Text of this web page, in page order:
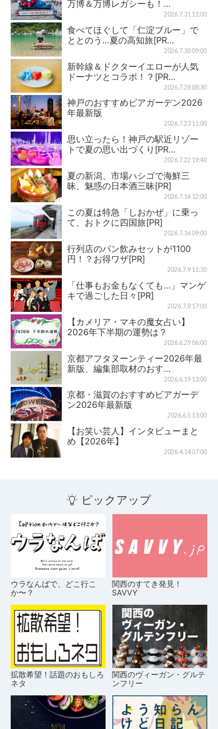
万博＆万博レガシーも！…
2026.7.31 11:00
食べてほぐして「仁淀ブルー」で
ととのう…夏の高知旅[PR…
2026.7.30 09:00
新幹線＆ドクターイエローが人気
ドーナツとコラボ！？[PR…
2026.7.28 08:30
神戸のおすすめビアガーデン2026
年最新版
2026.7.23 11:00
思い立ったら！神戸の駅近リゾー
トで夏の思い出づくり[PR…
2026.7.22 19:40
夏の新潟、市場ハシゴで海鮮三
昧、魅惑の日本酒三昧[PR]
2026.7.16 12:00
この夏は特急「しおかぜ」に乗っ
て、おトクに四国旅[PR]
2026.7.16 09:00
行列店のパン飲みセットが1100
円！？お得ワザ[PR]
2026.7.9 11:30
「仕事もお金もなくても…」マンゲ
キで過ごした日々[PR]
2026.7.8 17:00
【カメリア・マキの魔女占い】
2026年下半期の運勢は？
2026.6.29 06:00
京都アフタヌーンティー2026年最
新版、編集部取材のおす…
2026.6.19 13:00
京都・滋賀のおすすめビアガーデ
ン2026年最新版
2026.6.5 13:00
【お笑い芸人】インタビューまと
め【2026年】
2026.4.14 07:00
ピックアップ
ウラなんばで、どこ行こ
か〜？
関西のすてき発見！
SAVVY
拡散希望！話題のおもしろ
ネタ
関西のヴィーガン・グルテ
ンフリー